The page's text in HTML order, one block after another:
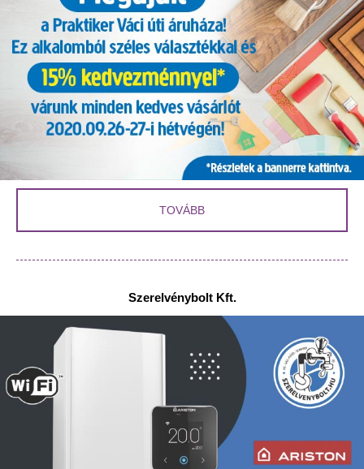
TOVÁBB
Szerelvénybolt Kft.